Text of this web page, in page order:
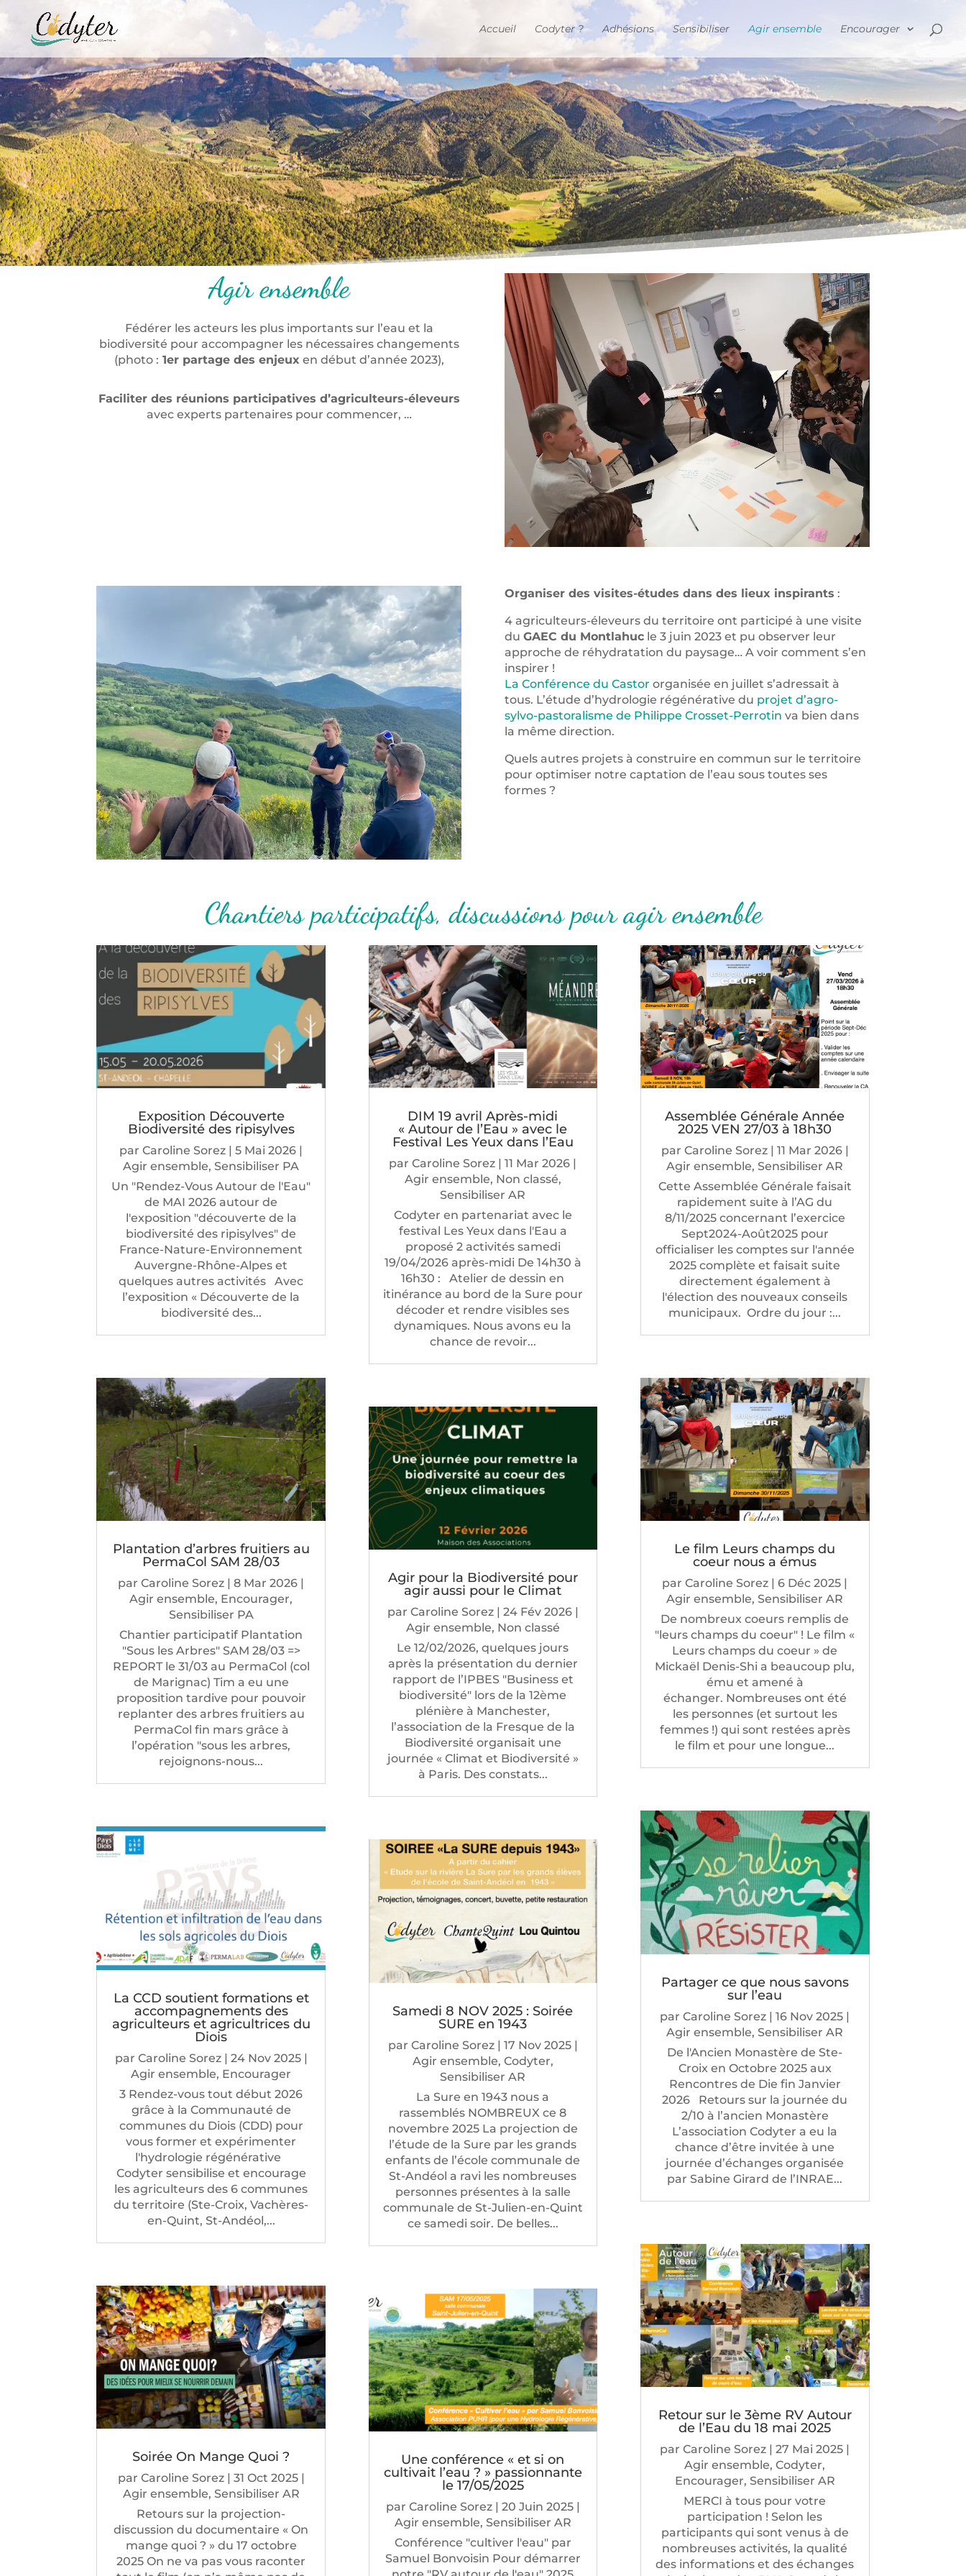
Accueil Codyter ? Adhésions Sensibiliser Agir ensemble Encourager
Agir ensemble
Fédérer les acteurs les plus importants sur l’eau et la
biodiversité pour accompagner les nécessaires changements
(photo : 1er partage des enjeux en début d’année 2023),
Faciliter des réunions participatives d’agriculteurs-éleveurs
avec experts partenaires pour commencer, …
Organiser des visites-études dans des lieux inspirants :
4 agriculteurs-éleveurs du territoire ont participé à une visite
du GAEC du Montlahucle 3 juin 2023 et pu observer leur
approche de réhydratation du paysage… A voir comment s’en
inspirer !
La Conférence du Castor organisée en juillet s’adressait à
tous. L’étude d’hydrologie régénérative du projet d’agro-
sylvo-pastoralisme de Philippe Crosset-Perrotin va bien dans
la même direction.
Quels autres projets à construire en commun sur le territoire
pour optimiser notre captation de l’eau sous toutes ses
formes ?
Chantiers participatifs, discussions pour agir ensemble
Exposition Découverte
Biodiversité des ripisylves
parCaroline Sorez |5 Mai 2026 |
Agir ensemble,Sensibiliser PA
Un "Rendez-Vous Autour de l'Eau"
de MAI 2026 autour de
l'exposition "découverte de la
biodiversité des ripisylves" de
France-Nature-Environnement
Auvergne-Rhône-Alpes et
quelques autres activités Avec
l’exposition « Découverte de la
biodiversité des...
Plantation d’arbres fruitiers au
PermaCol SAM 28/03
parCaroline Sorez |8 Mar 2026
Agir ensemble, Encourager,
Sensibiliser PA
Chantier participatif Plantation
"Sous les Arbres" SAM 28/03 =>
REPORT le 31/03 au PermaCol (col
de Marignac) Tim a eu une
proposition tardive pour pouvoir
replanter des arbres fruitiers au
PermaCol fin mars grâce à
l’opération "sous les arbres,
rejoignons-nous...
La CCD soutient formations et
accompagnements des
agriculteurs et agricultrices du
Diois
par Caroline Sorez| 24 Nov 2025|
Agir ensemble, Encourager
3 Rendez-vous tout début 2026
grâce à la Communauté de
communes du Diois (CDD) pour
vous former et expérimenter
l'hydrologie régénérative
Codyter sensibilise et encourage
les agriculteurs des 6 communes
du territoire (Ste-Croix, Vachères-
en-Quint, St-Andéol,...
Soirée On Mange Quoi ?
par Caroline Sorez| 31 Oct 2025|
Agir ensemble, Sensibiliser AR
Retours sur la projection-
discussion du documentaire « On
mange quoi ? » du 17 octobre
2025 On ne va pas vous raconter
DIM 19 avril Après-midi
« Autour de l’Eau » avec le
Festival Les Yeux dans l’Eau
parCaroline Sorez |11 Mar 2026 |
Agir ensemble, Non classé,
Sensibiliser AR
Codyter en partenariat avec le
festival Les Yeux dans l'Eau a
proposé 2 activités samedi
19/04/2026 après-midi De 14h30 à
16h30 : Atelier de dessin en
itinérance au bord de la Sure pour
décoder et rendre visibles ses
dynamiques. Nous avons eu la
chance de revoir...
Agir pour la Biodiversité pour
agir aussi pour le Climat
par Caroline Sorez| 24 Fév 2026|
Agir ensemble, Non classé
Le 12/02/2026, quelques jours
après la présentation du dernier
rapport de l’IPBES "Business et
biodiversité" lors de la 12ème
plénière à Manchester,
l’association de la Fresque de la
Biodiversité organisait une
journée « Climat et Biodiversité »
à Paris. Des constats...
Samedi 8 NOV 2025 : Soirée
SURE en 1943
par Caroline Sorez| 17 Nov 2025|
Agir ensemble, Codyter,
Sensibiliser AR
La Sure en 1943 nous a
rassemblés NOMBREUX ce 8
novembre 2025 La projection de
l’étude de la Sure par les grands
enfants de l’école communale de
St-Andéol a ravi les nombreuses
personnes présentes à la salle
communale de St-Julien-en-Quint
ce samedi soir. De belles...
Une conférence « et si on
cultivait l’eau ? » passionnante
le 17/05/2025
par Caroline Sorez| 20 Juin 2025|
Agir ensemble, Sensibiliser AR
Conférence "cultiver l'eau" par
Samuel Bonvoisin Pour démarrer
Assemblée Générale Année
2025 VEN 27/03 à 18h30
par Caroline Sorez| 11 Mar 2026|
Agir ensemble,Sensibiliser AR
Cette Assemblée Générale faisait
rapidement suite à l’AG du
8/11/2025 concernant l’exercice
Sept2024-Août2025 pour
officialiser les comptes sur l'année
2025 complète et faisait suite
directement également à
l'élection des nouveaux conseils
municipaux. Ordre du jour :...
Le film Leurs champs du
coeur nous a émus
parCaroline Sorez |6 Déc 2025
Agir ensemble,Sensibiliser AR
De nombreux coeurs remplis de
"leurs champs du coeur" ! Le film «
Leurs champs du coeur » de
Mickaël Denis-Shi a beaucoup plu,
ému et amené à
échanger. Nombreuses ont été
les personnes (et surtout les
femmes !) qui sont restées après
le film et pour une longue...
Partager ce que nous savons
sur l’eau
parCaroline Sorez |16 Nov 2025 |
Agir ensemble,Sensibiliser AR
De l'Ancien Monastère de Ste-
Croix en Octobre 2025 aux
Rencontres de Die fin Janvier
2026 Retours sur la journée du
2/10 à l’ancien Monastère
L’association Codyter a eu la
chance d’être invitée à une
journée d’échanges organisée
par Sabine Girard de l’INRAE...
Retour sur le 3ème RV Autour
de l’Eau du 18 mai 2025
parCaroline Sorez |27 Mai 2025
Agir ensemble,Codyter,
Encourager, Sensibiliser AR
MERCI à tous pour votre
participation ! Selon les
participants qui sont venus à de
nombreuses activités, la qualité
des informations et des échanges